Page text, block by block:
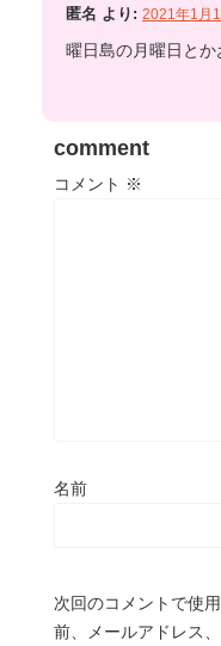
匿名 より: 2021年1月
曜日島の月曜日とか
comment
コメント ※
名前
次回のコメントで使
前、メールアドレス